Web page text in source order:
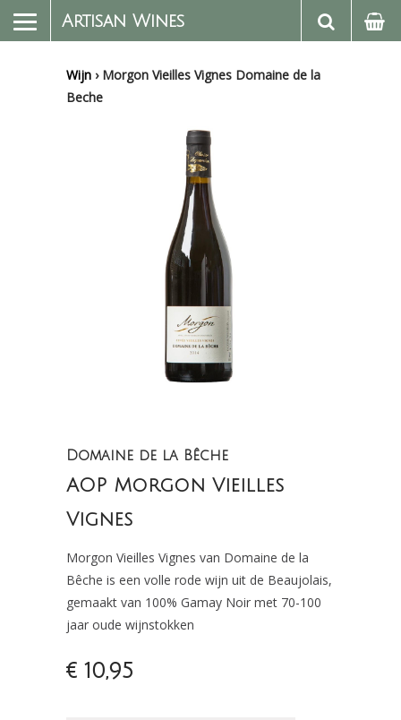
Artisan Wines
Wijn › Morgon Vieilles Vignes Domaine de la
Beche
Domaine de la Bêche
AOP Morgon Vieilles
Vignes
Morgon Vieilles Vignes van Domaine de la
Bêche is een volle rode wijn uit de Beaujolais,
gemaakt van 100% Gamay Noir met 70-100
jaar oude wijnstokken
€ 10,95